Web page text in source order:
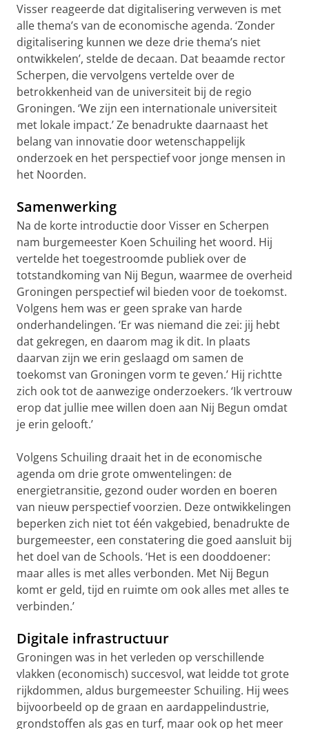
Visser reageerde dat digitalisering verweven is met
alle thema’s van de economische agenda. ‘Zonder
digitalisering kunnen we deze drie thema’s niet
ontwikkelen’, stelde de decaan. Dat beaamde rector
Scherpen, die vervolgens vertelde over de
betrokkenheid van de universiteit bij de regio
Groningen. ‘We zijn een internationale universiteit
met lokale impact.’ Ze benadrukte daarnaast het
belang van innovatie door wetenschappelijk
onderzoek en het perspectief voor jonge mensen in
het Noorden.
Samenwerking
Na de korte introductie door Visser en Scherpen
nam burgemeester Koen Schuiling het woord. Hij
vertelde het toegestroomde publiek over de
totstandkoming van Nij Begun, waarmee de overheid
Groningen perspectief wil bieden voor de toekomst.
Volgens hem was er geen sprake van harde
onderhandelingen. ‘Er was niemand die zei: jij hebt
dat gekregen, en daarom mag ik dit. In plaats
daarvan zijn we erin geslaagd om samen de
toekomst van Groningen vorm te geven.’ Hij richtte
zich ook tot de aanwezige onderzoekers. ‘Ik vertrouw
erop dat jullie mee willen doen aan Nij Begun omdat
je erin gelooft.’
Volgens Schuiling draait het in de economische
agenda om drie grote omwentelingen: de
energietransitie, gezond ouder worden en boeren
van nieuw perspectief voorzien. Deze ontwikkelingen
beperken zich niet tot één vakgebied, benadrukte de
burgemeester, een constatering die goed aansluit bij
het doel van de Schools. ‘Het is een dooddoener:
maar alles is met alles verbonden. Met Nij Begun
komt er geld, tijd en ruimte om ook alles met alles te
verbinden.’
Digitale infrastructuur
Groningen was in het verleden op verschillende
vlakken (economisch) succesvol, wat leidde tot grote
rijkdommen, aldus burgemeester Schuiling. Hij wees
bijvoorbeeld op de graan en aardappelindustrie,
grondstoffen als gas en turf, maar ook op het meer